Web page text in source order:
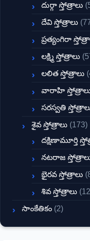
దుర్గా స్తోత్రాలు
దేవి స్తోత్రాలు
ప్రత్యంగిరా
లక్ష్మి స్తోత్రాలు
లలిత స్తోత్రాలు
వారాహి
సరస్వతి
శైవ స్తోత్రాలు (173)
దక్షిణామూర్తి
నటరాజ
భైరవ స్తోత్రాలు
శివ స్తోత్రాలు
సాంకేతికం (2)